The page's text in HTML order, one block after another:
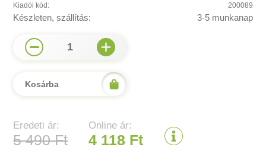
Kiadói kód:
200089
Készleten, szállítás: 3-5 munkanap
1
Kosárba
Eredeti ár:
5 490 Ft
Online ár:
4 118 Ft